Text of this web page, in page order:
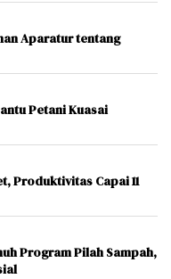
Aparatur tentang
Petani Kuasai
Produktivitas Capai 11
Program Pilah Sampah,